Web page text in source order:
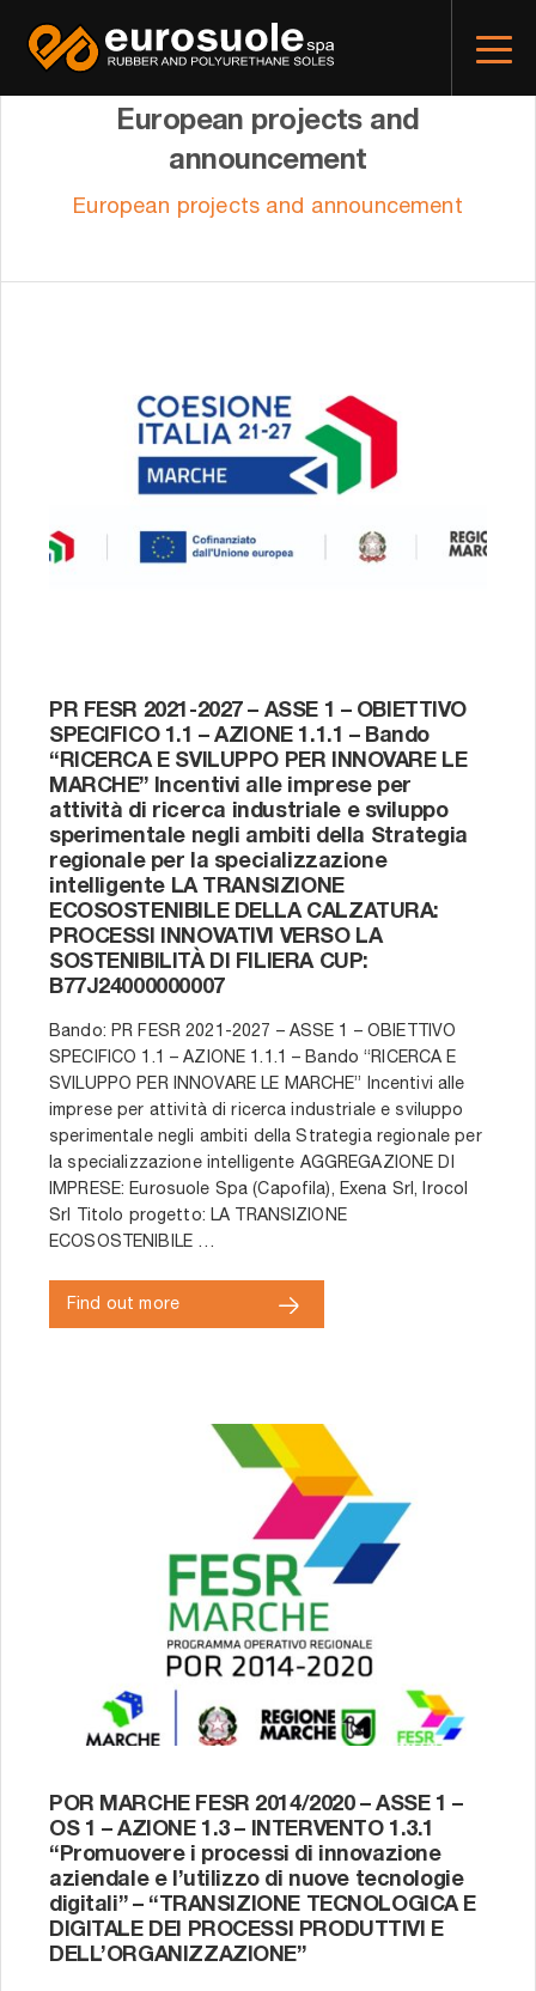
European projects and
announcement
European projects and announcement
PR FESR 2021-2027 – ASSE 1 – OBIETTIVO
SPECIFICO 1.1 – AZIONE 1.1.1 – Bando
“RICERCA E SVILUPPO PER INNOVARE LE
MARCHE” Incentivi alle imprese per
attività di ricerca industriale e sviluppo
sperimentale negli ambiti della Strategia
regionale per la specializzazione
intelligente LA TRANSIZIONE
ECOSOSTENIBILE DELLA CALZATURA:
PROCESSI INNOVATIVI VERSO LA
SOSTENIBILITÀ DI FILIERA CUP:
B77J24000000007
Bando: PR FESR 2021-2027 – ASSE 1 – OBIETTIVO
SPECIFICO 1.1 – AZIONE 1.1.1 – Bando “RICERCA E
SVILUPPO PER INNOVARE LE MARCHE” Incentivi alle
imprese per attività di ricerca industriale e sviluppo
sperimentale negli ambiti della Strategia regionale per
la specializzazione intelligente AGGREGAZIONE DI
IMPRESE: Eurosuole Spa (Capofila), Exena Srl, Irocol
Srl Titolo progetto: LA TRANSIZIONE
ECOSOSTENIBILE …
Find out more
POR MARCHE FESR 2014/2020 – ASSE 1 –
OS 1 – AZIONE 1.3 – INTERVENTO 1.3.1
“Promuovere i processi di innovazione
aziendale e l’utilizzo di nuove tecnologie
digitali” – “TRANSIZIONE TECNOLOGICA E
DIGITALE DEI PROCESSI PRODUTTIVI E
DELL’ORGANIZZAZIONE”